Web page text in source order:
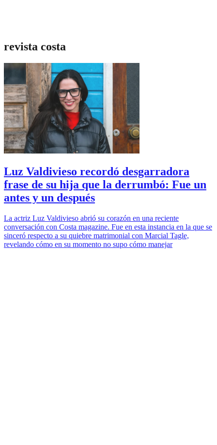
revista costa
Luz Valdivieso recordó desgarradora
frase de su hija que la derrumbó: Fue un
antes y un después
La actriz Luz Valdivieso abrió su corazón en una reciente
conversación con Costa magazine. Fue en esta instancia en la que se
sinceró respecto a su quiebre matrimonial con Marcial Tagle,
revelando cómo en su momento no supo cómo manejar